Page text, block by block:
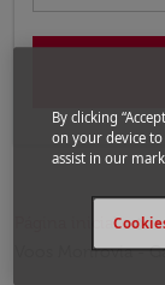
Página inicial
Voos Monrovia -
By clicking
on your device to
assist in our